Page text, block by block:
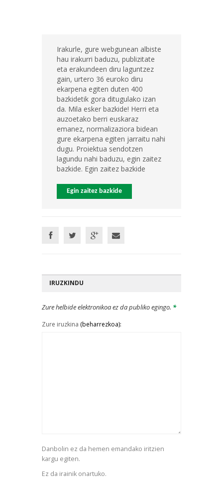
Irakurle, gure webgunean albiste
hau irakurri baduzu, publizitate
eta erakundeen diru laguntzez
gain, urtero 36 euroko diru
ekarpena egiten duten 400
bazkidetik gora ditugulako izan
da. Mila esker bazkide! Herri eta
auzoetako berri euskaraz
emanez, normalizaziora bidean
gure ekarpena egiten jarraitu nahi
dugu. Proiektua sendotzen
lagundu nahi baduzu, egin zaitez
bazkide. Egin zaitez bazkide
Egin zaitez bazkide
IRUZKINDU
Zure helbide elektronikoa ez da publiko egingo. *
Zure iruzkina (beharrezkoa):
Danbolin ez da hemen emandako iritzien
kargu egiten.
Ez da irainik onartuko.